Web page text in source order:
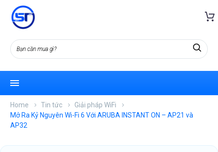
Home Tin tức
Giải pháp WiFi
Mở Ra Kỷ Nguyên Wi-Fi 6 Với ARUBA INSTANT ON – AP21 và
AP32